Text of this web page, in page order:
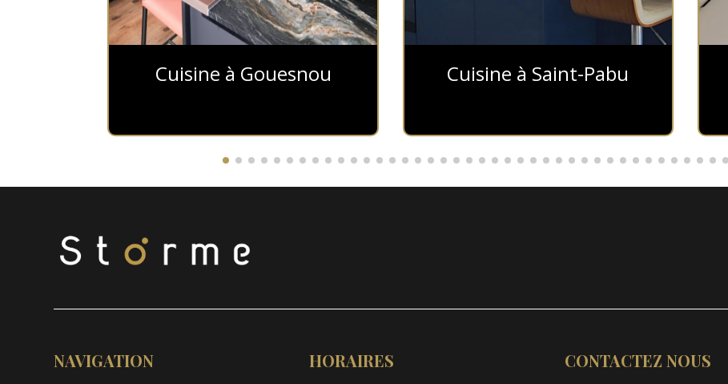
Cuisine à Gouesnou Cuisine à Saint-Pabu
NAVIGATION HORAIRES CONTACTEZ NOUS